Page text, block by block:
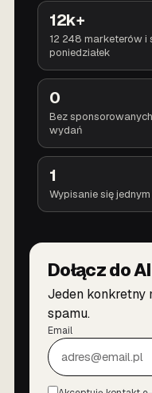
12k+
12 248 marketerów
poniedziałek
0
Bez
wydań
1
Wypisanie się
Dołącz do
Jeden konkretny
spamu.
Email